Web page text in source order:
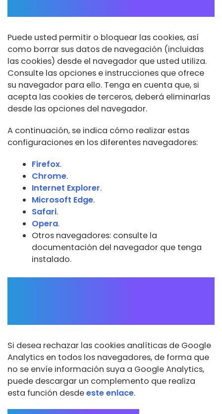
Puede usted permitir o bloquear las cookies, así
como borrar sus datos de navegación (incluidas
las cookies) desde el navegador que usted utiliza.
Consulte las opciones e instrucciones que ofrece
su navegador para ello. Tenga en cuenta que, si
acepta las cookies de terceros, deberá eliminarlas
desde las opciones del navegador.
A continuación, se indica cómo realizar estas
configuraciones en los diferentes navegadores:
Firefox.
Chrome.
Internet Explorer.
Microsoft Edge.
Safari.
Opera.
Otros navegadores: consulte la
documentación del navegador que tenga
instalado.
Si desea rechazar las cookies analíticas de Google
Analytics en todos los navegadores, de forma que
no se envíe información suya a Google Analytics,
puede descargar un complemento que realiza
esta función desdeeste enlace.